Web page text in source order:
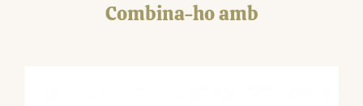
Combina-ho amb